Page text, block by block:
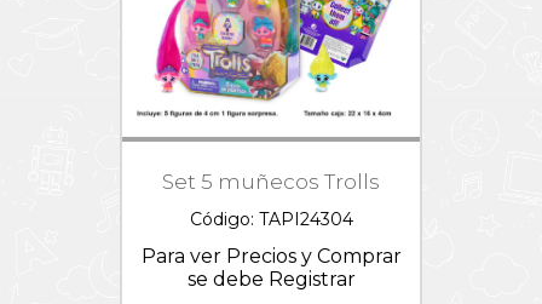
Set 5 muñecos Trolls
Código: TAPI24304
Para ver Precios y Comprar
se debe Registrar